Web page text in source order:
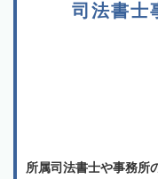
司法書士
所属司法書士や事務所